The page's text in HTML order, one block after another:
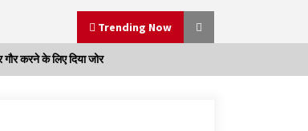
Trending Now
करने के लिए दिया जोर